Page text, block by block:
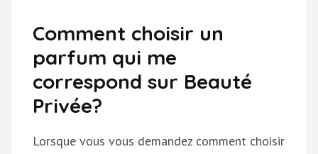
Comment choisir un
parfum qui me
correspond sur Beauté
Privée?
Lorsque vous vous demandez comment choisir